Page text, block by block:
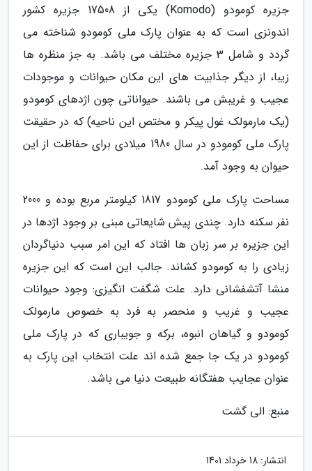
جزیره کومودو (Komodo) یکی از 17508 جزیره کشور
اندونزی است که به عنوان پارک ملی کومودو شناخته می
گردد و شامل 3 جزیره مختلف می باشد. به جز منظره ها
زیبا، از دیگر جذابیت های این مکان حیوانات و موجودات
عجیب و غریبش می باشند. حیواناتی چون اژدهای کومودو
(یک مارمولک غول پیکر و مختص این ناحیه) که در حقیقت
پارک ملی کومودو در سال 1980 میلادی برای حفاظت از این
حیوان به وجود آمد.
مساحت پارک ملی کومودو 1817 کیلومتر مربع بوده و 2000
نفر سکنه دارد. چندی پیش شایعاتی مبنی بر وجود اژدها در
این جزیره بر سر زبان ها افتاد که این امر سبب دنیاگردان
زیادی را به کومودو کشاند. جالب این است که این جزیره
منشا آتشفشانی دارد. علت شگفت انگیزی: وجود حیوانات
عجیب و غریب و منحصر به فرد به خصوص مارمولک
کومودو و گیاهان انبوه، برکه و جویباری که در پارک ملی
کومودو در یک جا جمع شده اند علت انتخاب این پارک به
عنوان عجایب هفتگانه طبیعت دنیا می باشد.
منبع: الی گشت
انتشار: 18 خرداد 1401